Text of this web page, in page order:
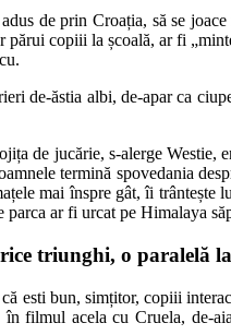
de prin Croația, să se
copiii la școală, ar fi
de-ăstia albi, de-apar ca
de jucărie, s-alerge Westie,
termină spovedania
mai înspre gât, îi
ar fi urcat pe Himalaya
triunghi, o paralelă
esti bun, simțitor, copiii
filmul acela cu Cruela, de-